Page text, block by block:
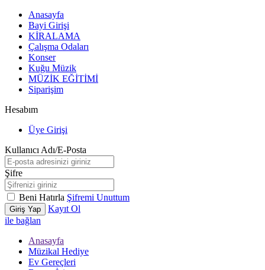
Anasayfa
Bayi Girişi
KİRALAMA
Çalışma Odaları
Konser
Kuğu Müzik
MÜZİK EĞİTİMİ
Siparişim
Hesabım
Üye Girişi
Kullanıcı Adı/E-Posta
Şifre
Beni Hatırla Şifremi Unuttum
Giriş Yap
Kayıt Ol
ile bağlan
Anasayfa
Müzikal Hediye
Ev Gereçleri